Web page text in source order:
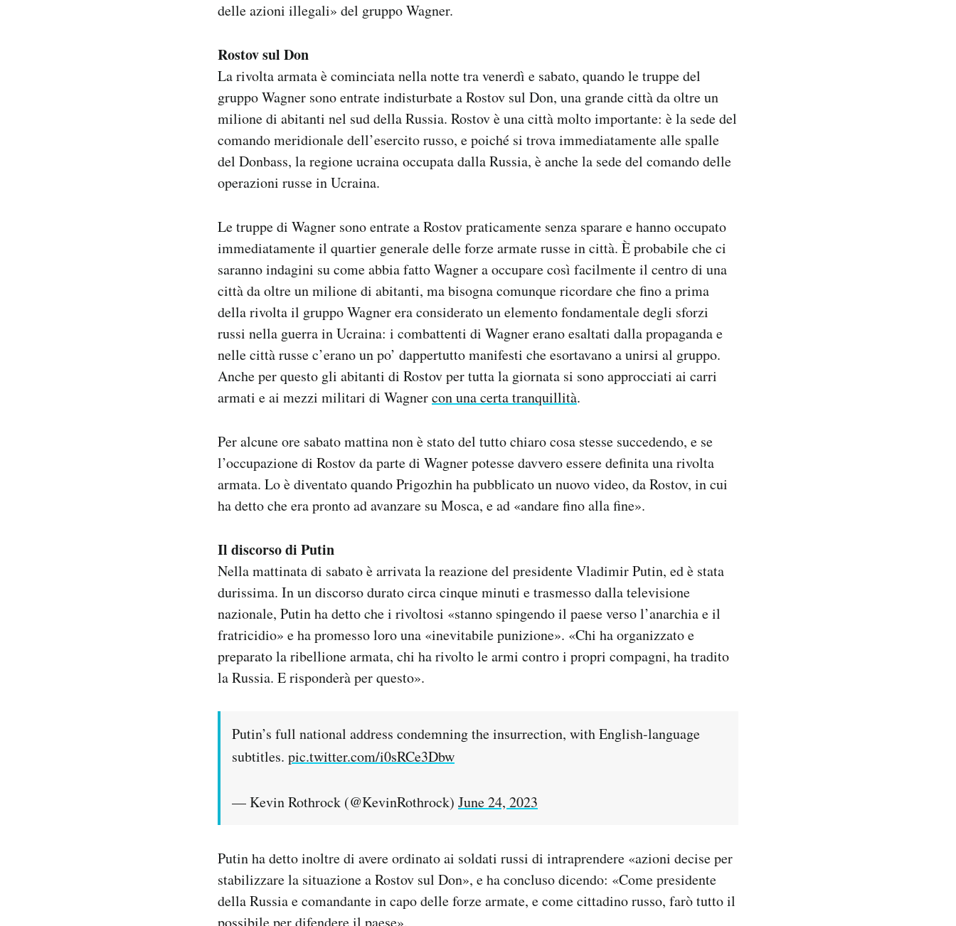
delle azioni illegali» del gruppo Wagner.
Rostov sul Don
La rivolta armata è cominciata nella notte tra venerdì e sabato, quando le truppe del
gruppo Wagner sono entrate indisturbate a Rostov sul Don, una grande città da oltre un
milione di abitanti nel sud della Russia. Rostov è una città molto importante: è la sede del
comando meridionale dell’esercito russo, e poiché si trova immediatamente alle spalle
del Donbass, la regione ucraina occupata dalla Russia, è anche la sede del comando delle
operazioni russe in Ucraina.
Le truppe di Wagner sono entrate a Rostov praticamente senza sparare e hanno occupato
immediatamente il quartier generale delle forze armate russe in città. È probabile che ci
saranno indagini su come abbia fatto Wagner a occupare così facilmente il centro di una
città da oltre un milione di abitanti, ma bisogna comunque ricordare che fino a prima
della rivolta il gruppo Wagner era considerato un elemento fondamentale degli sforzi
russi nella guerra in Ucraina: i combattenti di Wagner erano esaltati dalla propaganda e
nelle città russe c’erano un po’ dappertutto manifesti che esortavano a unirsi al gruppo.
Anche per questo gli abitanti di Rostov per tutta la giornata si sono approcciati ai carri
armati e ai mezzi militari di Wagnercon una certa tranquillità.
Per alcune ore sabato mattina non è stato del tutto chiaro cosa stesse succedendo, e se
l’occupazione di Rostov da parte di Wagner potesse davvero essere definita una rivolta
armata. Lo è diventato quando Prigozhin ha pubblicato un nuovo video, da Rostov, in cui
ha detto che era pronto ad avanzare su Mosca, e ad «andare fino alla fine».
Il discorso di Putin
Nella mattinata di sabato è arrivata la reazione del presidente Vladimir Putin, ed è stata
durissima. In un discorso durato circa cinque minuti e trasmesso dalla televisione
nazionale, Putin ha detto che i rivoltosi «stanno spingendo il paese verso l’anarchia e il
fratricidio» e ha promesso loro una «inevitabile punizione». «Chi ha organizzato e
preparato la ribellione armata, chi ha rivolto le armi contro i propri compagni, ha tradito
la Russia. E risponderà per questo».
Putin’s full national address condemning the insurrection, with English-language
subtitles. pic.twitter.com/i0sRCe3Dbw
— Kevin Rothrock (@KevinRothrock) June 24, 2023
Putin ha detto inoltre di avere ordinato ai soldati russi di intraprendere «azioni decise per
stabilizzare la situazione a Rostov sul Don», e ha concluso dicendo: «Come presidente
della Russia e comandante in capo delle forze armate, e come cittadino russo, farò tutto il